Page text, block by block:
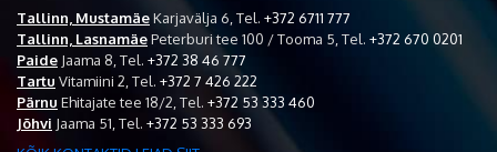
Tallinn, MustamäeKarjavälja 6, Tel. +372 6711 777
Tallinn, LasnamäePeterburi tee 100 / Tooma 5, Tel. +372 670 0201
Paide Jaama 8, Tel. +372 38 46 777
Tartu Vitamiini 2, Tel. +372 7 426 222
Pärnu Ehitajate tee 18/2, Tel. +372 53 333 460
Jõhvi Jaama 51, Tel. +372 53 333 693